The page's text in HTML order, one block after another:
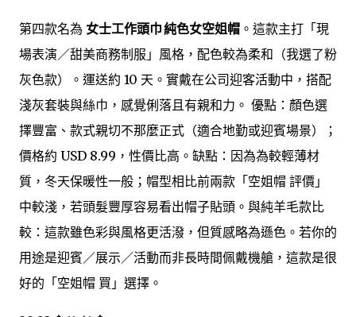
第四款名為 女士工作頭巾 純色女空姐帽 。這款主打「現
場表演／甜美商務制服」風格，配色較為柔和（我選了粉
灰色款）。運送約 10 天。實戴在公司迎客活動中，搭配
淺灰套裝與絲巾，感覺俐落且有親和力。 優點：顏色選
擇豐富、款式親切不那麼正式（適合地勤或迎賓場景）；
價格約 USD 8.99，性價比高。缺點：因為為較輕薄材
質，冬天保暖性一般；帽型相比前兩款「空姐帽 評價」
中較淺，若頭髮豐厚容易看出帽子貼頭。與純羊毛款比
較：這款雖色彩與風格更活潑，但質感略為遜色。若你的
用途是迎賓／展示／活動而非長時間佩戴機艙，這款是很
好的「空姐帽 買」選擇。